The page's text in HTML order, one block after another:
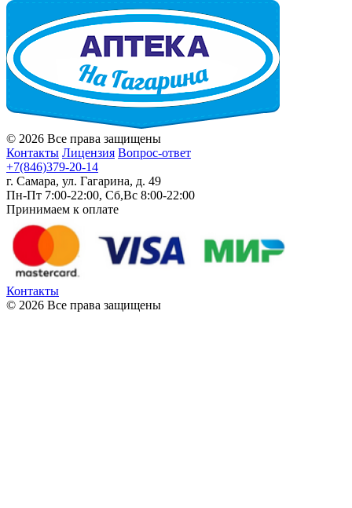
© 2026 Все права защищены
Контакты Лицензия Вопрос-ответ
+7(846)379-20-14
г. Самара, ул. Гагарина, д. 49
Пн-Пт 7:00-22:00, Сб,Вс 8:00-22:00
Принимаем к оплате
Контакты
© 2026 Все права защищены